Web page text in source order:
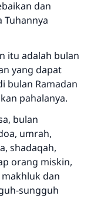
dan
Tuhannya
itu adalah bulan
yang dapat
bulan Ramadan
pahalanya.
bulan
umrah,
shadaqah,
orang miskin,
dan
sungguh